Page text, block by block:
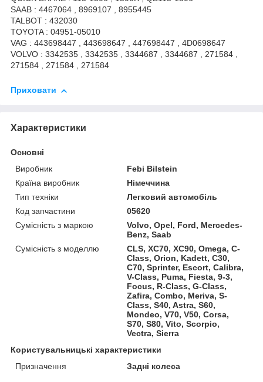
SAAB : 4467064 , 8969107 , 8955445
TALBOT : 432030
TOYOTA : 04951-05010
VAG : 443698447 , 443698647 , 447698447 , 4D0698647
VOLVO : 3342535 , 3342535 , 3344687 , 3344687 , 271584 ,
271584 , 271584 , 271584
Приховати
Характеристики
Основні
Виробник
Febi Bilstein
Країна виробник
Німеччина
Тип техніки
Легковий автомобіль
Код запчастини
05620
Сумісність з маркою
Volvo, Opel, Ford, Mercedes-
Benz, Saab
Сумісність з моделлю
CLS, XC70, XC90, Omega, C-
Class, Orion, Kadett, C30,
C70, Sprinter, Escort, Calibra,
V-Class, Puma, Fiesta, 9-3,
Focus, R-Class, G-Class,
Zafira, Combo, Meriva, S-
Class, S40, Astra, S60,
Mondeo, V70, V50, Corsa,
S70, S80, Vito, Scorpio,
Vectra, Sierra
Користувальницькі характеристики
Призначення
Задні колеса